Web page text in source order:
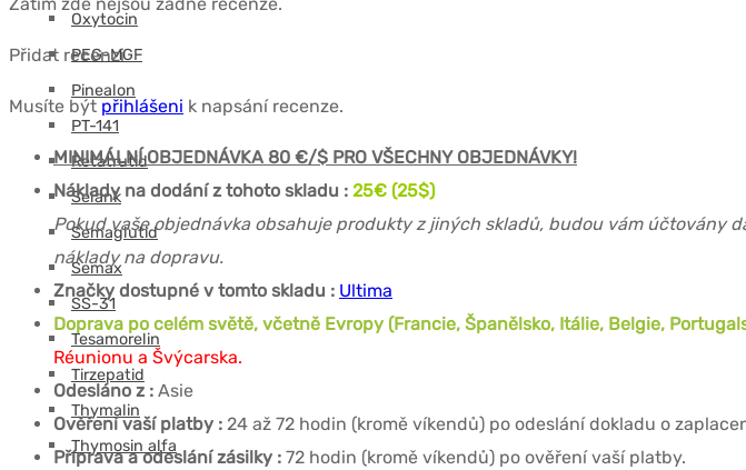
Oxytocin
PEG-MGF
Pinealon
PT-141
Retatrutid
Selank
Semaglutid
Semax
SS-31
Tesamorelin
Tirzepatid
Thymalin
Thymosin alfa
Zatím zde nejsou žádné recenze.
Přidat recenzi
Musíte být přihlášeni k napsání recenze.
MINIMÁLNÍ OBJEDNÁVKA 80 €/$ PRO VŠECHNY OBJEDNÁVKY!
Náklady na dodání z tohoto skladu : 25€ (25$)
Pokud vaše objednávka obsahuje produkty z jiných skladů, budou vám účtovány
náklady na dopravu.
Značky dostupné v tomto skladu : Ultima
Doprava po celém světě, včetně Evropy (Francie, Španělsko, Itálie, Belgie,
Réunionu a Švýcarska.
Odesláno z : Asie
Ověření vaší platby : 24 až 72 hodin (kromě víkendů) po odeslání dokladu o
Příprava a odeslání zásilky : 72 hodin (kromě víkendů) po ověření vaší platby.